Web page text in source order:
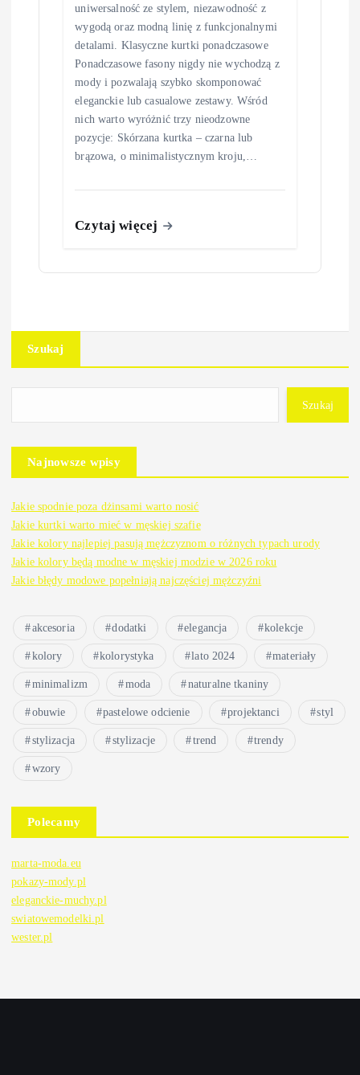
uniwersalność ze stylem, niezawodność z
wygodą oraz modną linię z funkcjonalnymi
detalami. Klasyczne kurtki ponadczasowe
Ponadczasowe fasony nigdy nie wychodzą z
mody i pozwalają szybko skomponować
eleganckie lub casualowe zestawy. Wśród
nich warto wyróżnić trzy nieodzowne
pozycje: Skórzana kurtka – czarna lub
brązowa, o minimalistycznym kroju,…
Czytaj więcej
Szukaj
Szukaj
Najnowsze wpisy
Jakie spodnie poza dżinsami warto nosić
Jakie kurtki warto mieć w męskiej szafie
Jakie kolory najlepiej pasują mężczyznom o różnych typach urody
Jakie kolory będą modne w męskiej modzie w 2026 roku
Jakie błędy modowe popełniają najczęściej mężczyźni
akcesoria dodatki elegancja kolekcje
kolory kolorystyka lato 2024 materiały
minimalizm moda naturalne tkaniny
obuwie pastelowe odcienie projektanci styl
stylizacja stylizacje trend trendy
wzory
Polecamy
marta-moda.eu
pokazy-mody.pl
eleganckie-muchy.pl
swiatowemodelki.pl
wester.pl